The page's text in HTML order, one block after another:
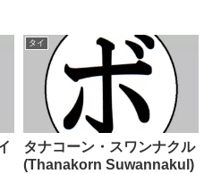
タイ
タナコーン・スワンナクル
(Thanakorn Suwannakul)